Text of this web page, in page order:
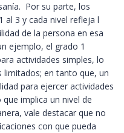
Por su parte, los
al 3 y cada nivel refleja l
de la persona en esa
ejemplo, el grado 1
actividades simples, lo
en tanto que, un
para ejercer actividades
implica un nivel de
vale destacar que no
con que pueda